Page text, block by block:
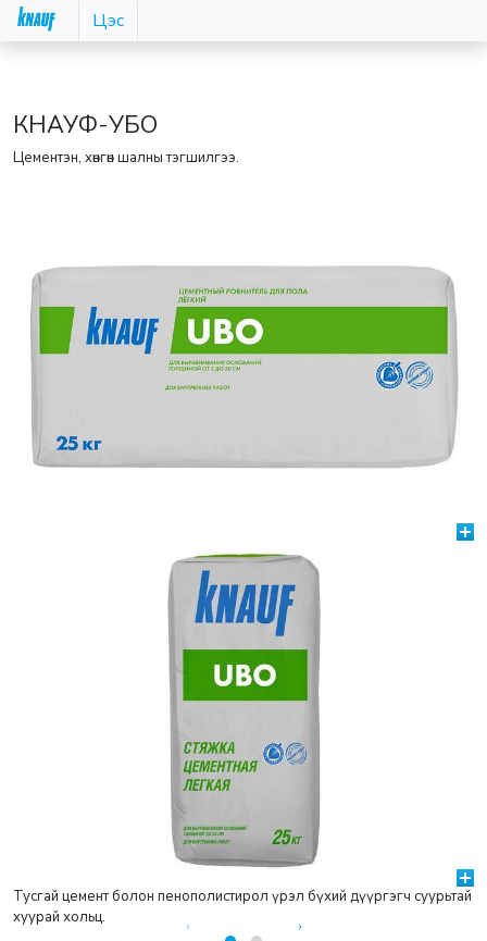
Цэс
КНАУФ-УБО
Цементэн, хөнгөн шалны тэгшилгээ.
‹ ›
Тусгай цемент болон пенополистирол үрэл бүхий дүүргэгч суурьтай
хуурай хольц.